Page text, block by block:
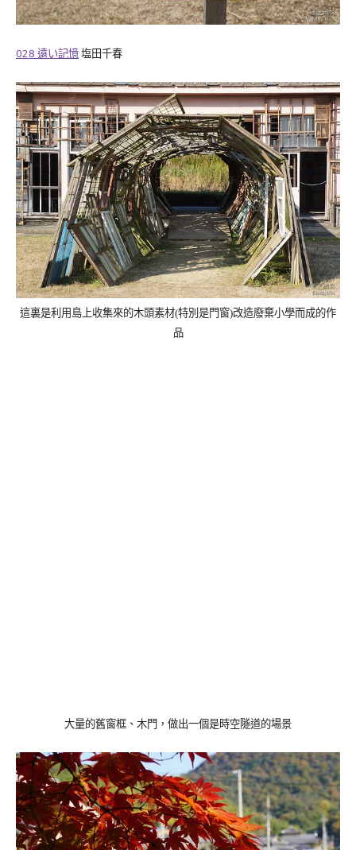
028 遠い記憶塩田千春
這裏是利用島上收集來的木頭素材(特別是門窗)改造廢棄小學而成的作
品
大量的舊窗框、木門，做出一個是時空隧道的場景